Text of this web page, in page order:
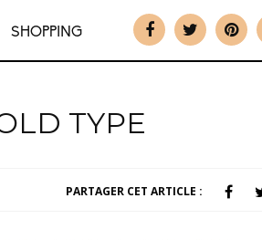
SHOPPING
TYPE
PARTAGER CET ARTICLE :